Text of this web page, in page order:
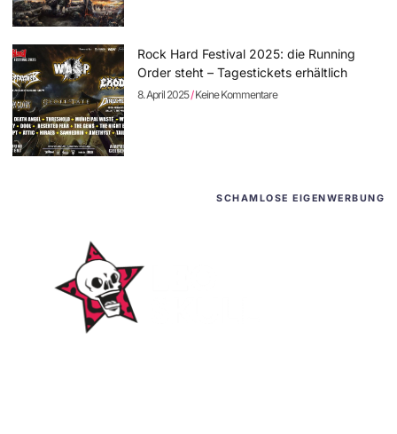
Rock Hard Festival 2025: die Running
Order steht – Tagestickets erhältlich
8. April 2025 Keine Kommentare
SCHAMLOSE EIGENWERBUNG